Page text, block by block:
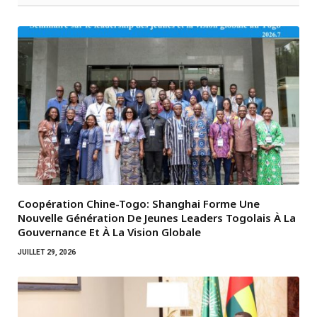
Coopération Chine-Togo: Shanghai Forme Une
Nouvelle Génération De Jeunes Leaders Togolais À La
Gouvernance Et À La Vision Globale
JUILLET 29, 2026